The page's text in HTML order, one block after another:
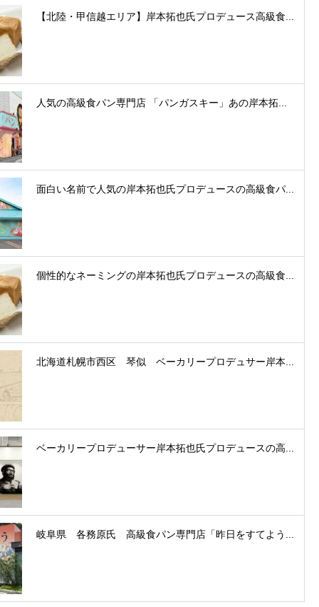
【北陸・甲信越エリア】岸本拓也氏プロデュース高級食...
人気の高級食パン専門店 「パンガスキー」あの岸本拓...
面白い名前で人気の岸本拓也氏プロデュースの高級食パ...
個性的なネーミングの岸本拓也氏プロデュースの高級食...
北海道札幌市西区 琴似 ベーカリープロデュサー岸本...
ベーカリープロデューサー岸本拓也氏プロデュースの高...
岐阜県 各務原氏 高級食パン専門店「昨日をすてよう...